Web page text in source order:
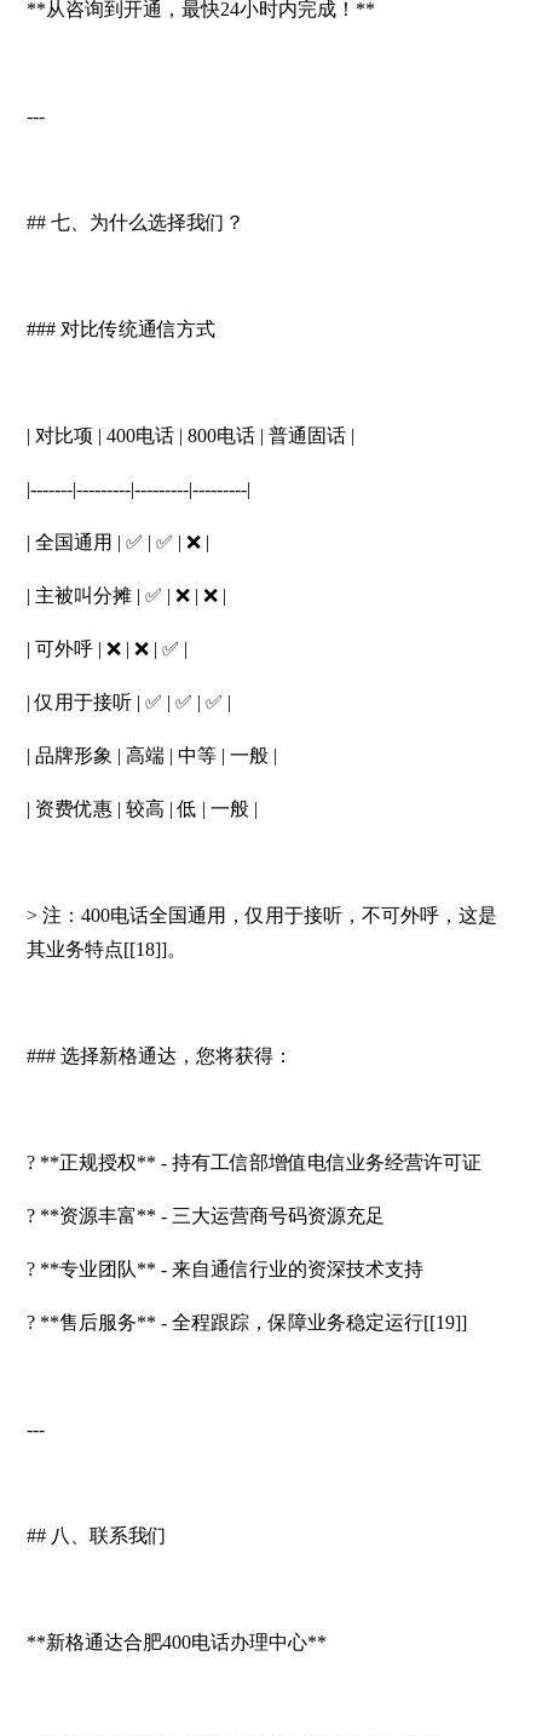
**从咨询到开通，最快24小时内完成！**
---
## 七、为什么选择我们？
### 对比传统通信方式
| 对比项 | 400电话 | 800电话 | 普通固话 |
|-------|---------|---------|---------|
| 全国通用 | ✅ | ✅ | ❌ |
| 主被叫分摊 | ✅ | ❌ | ❌ |
| 可外呼 | ❌ | ❌ | ✅ |
| 仅用于接听 | ✅ | ✅ | ✅ |
| 品牌形象 | 高端 | 中等 | 一般 |
| 资费优惠 | 较高 | 低 | 一般 |
> 注：400电话全国通用，仅用于接听，不可外呼，这是
其业务特点[[18]]。
### 选择新格通达，您将获得：
? **正规授权** - 持有工信部增值电信业务经营许可证
? **资源丰富** - 三大运营商号码资源充足
? **专业团队** - 来自通信行业的资深技术支持
? **售后服务** - 全程跟踪，保障业务稳定运行[[19]]
---
## 八、联系我们
**新格通达合肥400电话办理中心**